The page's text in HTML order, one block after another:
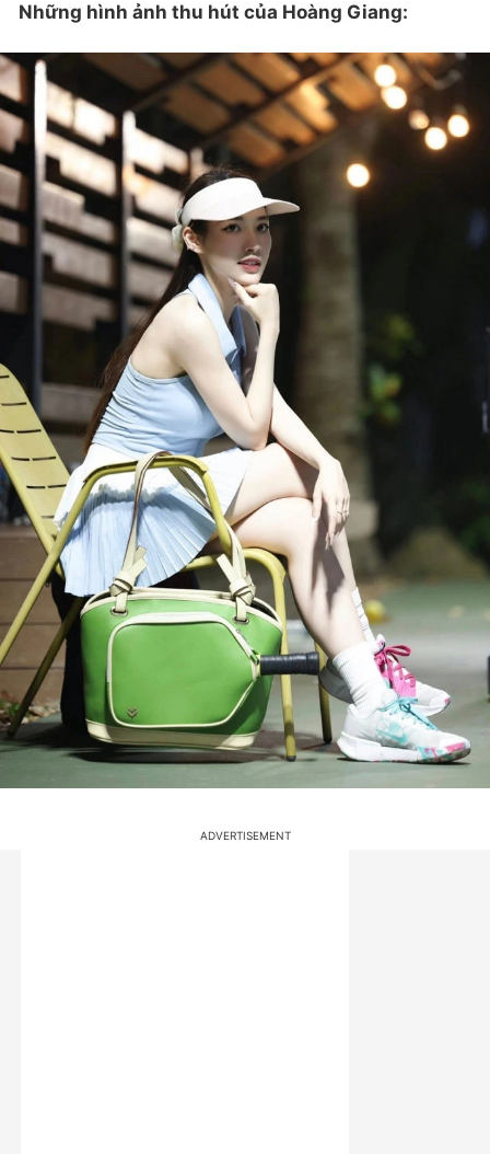
Những hình ảnh thu hút của Hoàng Giang: